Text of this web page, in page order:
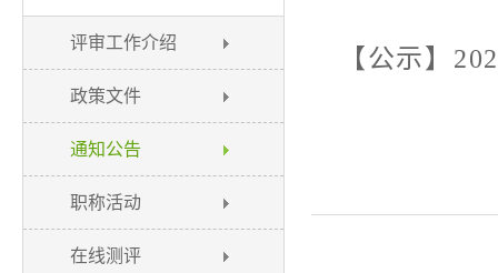
评审工作介绍
政策文件
通知公告
职称活动
在线测评
【公示】